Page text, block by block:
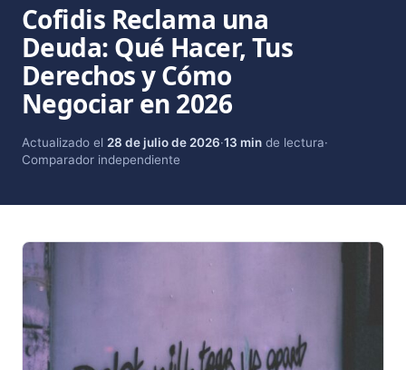
Cofidis Reclama una
Deuda: Qué Hacer, Tus
Derechos y Cómo
Negociar en 2026
Actualizado el 28 de julio de 2026·13 min de lectura·
Comparador independiente